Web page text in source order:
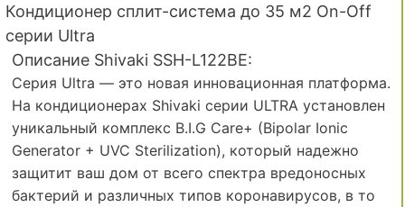
Кондиционер сплит-система до 35 м2 On-Off
серии Ultra
Описание Shivaki SSH-L122BE:
Серия Ultra — это новая инновационная платформа.
На кондиционерах Shivaki серии ULTRA установлен
уникальный комплекс B.I.G Care+ (Bipolar Ionic
Generator + UVC Sterilization), который надежно
защитит ваш дом от всего спектра вредоносных
бактерий и различных типов коронавирусов, в то